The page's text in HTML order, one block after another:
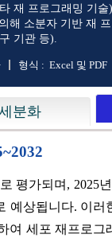
프로그래밍 기술
해 소분자 기반 재
기관 등).
형식 : Excel 및 PDF
분화
로 평가되며, 2025
예상됩니다. 이
세포 재프로그